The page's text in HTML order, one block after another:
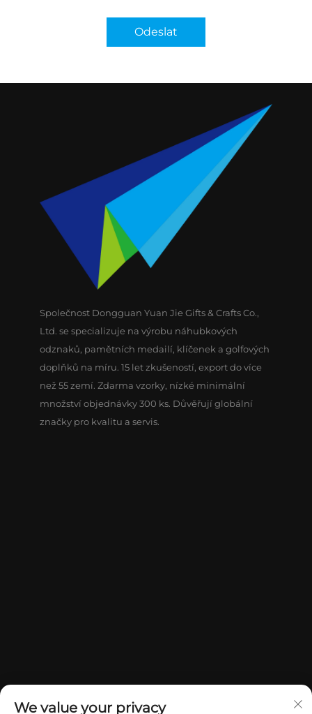
Odeslat
Společnost Dongguan Yuan Jie Gifts & Crafts Co.,
Ltd. se specializuje na výrobu náhubkových
odznaků, pamětních medailí, klíčenek a golfových
doplňků na míru. 15 let zkušeností, export do více
než 55 zemí. Zdarma vzorky, nízké minimální
množství objednávky 300 ks. Důvěřují globální
značky pro kvalitu a servis.
We value your privacy